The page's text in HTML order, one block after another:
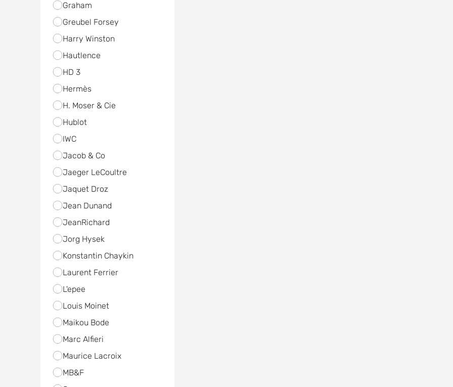
Graham
Greubel Forsey
Harry Winston
Hautlence
HD 3
Hermès
H. Moser & Cie
Hublot
IWC
Jacob & Co
Jaeger LeCoultre
Jaquet Droz
Jean Dunand
JeanRichard
Jorg Hysek
Konstantin Chaykin
Laurent Ferrier
L'epee
Louis Moinet
Maikou Bode
Marc Alfieri
Maurice Lacroix
MB&F